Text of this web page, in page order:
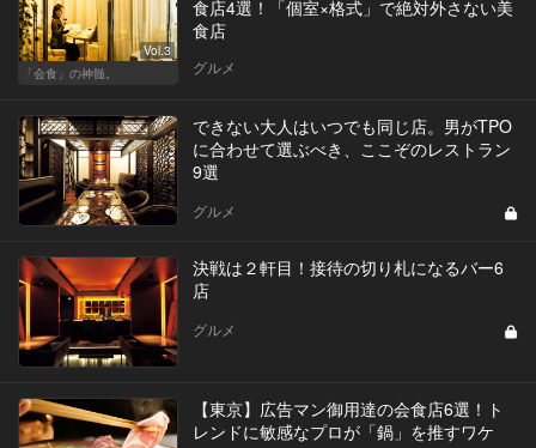
Vol.3
「会食」の神髄。
食店4選！「個室×格式」で絶対外さない美
食店
グルメ
できない大人はいつでも同じ店。男がTPO
に合わせて選ぶべき、ここぞのレストラン
9選
グルメ
決戦は２軒目！接待の切り札になるバー6
店
グルメ
【東京】広告マン御用達の会食店6選！ト
レンドに敏感なプロが「鍋」を推すワケ